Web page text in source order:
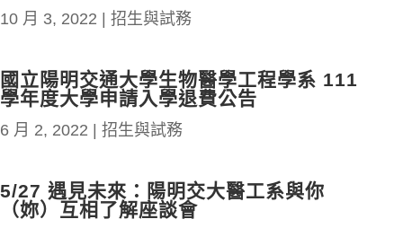
10 月 3, 2022 招生與試務
國立陽明交通大學生物醫學工程學系 111
學年度大學申請入學退費公告
6 月 2, 2022 招生與試務
5/27 遇見未來：陽明交大醫工系與你
（妳）互相了解座談會